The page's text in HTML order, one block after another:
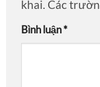
khai. Các
Bình luận*